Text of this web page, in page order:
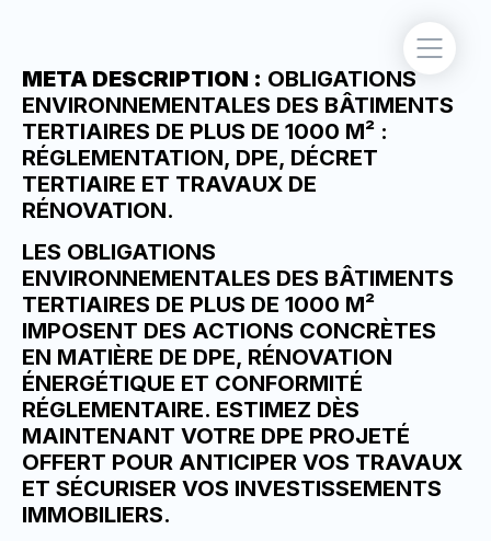
META DESCRIPTION : OBLIGATIONS
ENVIRONNEMENTALES DES BÂTIMENTS
TERTIAIRES DE PLUS DE 1000 M² :
RÉGLEMENTATION, DPE, DÉCRET
TERTIAIRE ET TRAVAUX DE
RÉNOVATION.
LES OBLIGATIONS
ENVIRONNEMENTALES DES BÂTIMENTS
TERTIAIRES DE PLUS DE 1000 M²
IMPOSENT DES ACTIONS CONCRÈTES
EN MATIÈRE DE DPE, RÉNOVATION
ÉNERGÉTIQUE ET CONFORMITÉ
RÉGLEMENTAIRE. ESTIMEZ DÈS
MAINTENANT VOTRE DPE PROJETÉ
OFFERT POUR ANTICIPER VOS TRAVAUX
ET SÉCURISER VOS INVESTISSEMENTS
IMMOBILIERS.